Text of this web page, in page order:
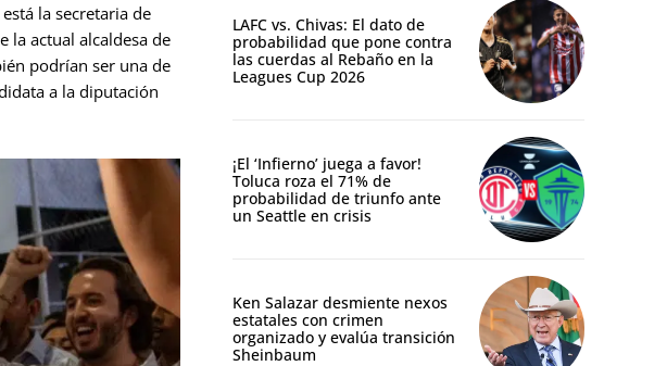
la secretaria de
la actual alcaldesa de
podrían ser una de
a la diputación
LAFC vs. Chivas: El dato de
probabilidad que pone contra
las cuerdas al Rebaño en la
Leagues Cup 2026
¡El ‘Infierno’ juega a favor!
Toluca roza el 71% de
probabilidad de triunfo ante
un Seattle en crisis
Ken Salazar desmiente nexos
estatales con crimen
organizado y evalúa transición
Sheinbaum